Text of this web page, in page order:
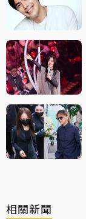
相關新聞